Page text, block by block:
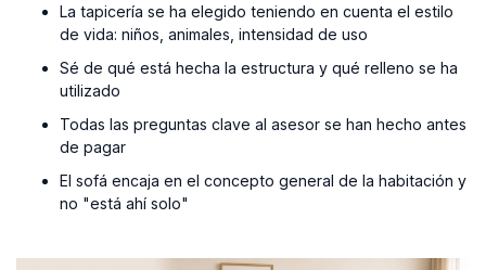
La tapicería se ha elegido teniendo en cuenta el estilo
de vida: niños, animales, intensidad de uso
Sé de qué está hecha la estructura y qué relleno se ha
utilizado
Todas las preguntas clave al asesor se han hecho antes
de pagar
El sofá encaja en el concepto general de la habitación y
no "está ahí solo"